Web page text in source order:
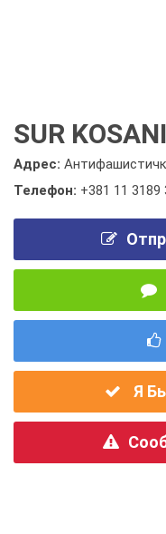
SUR
Адрес:
Телефон: +381 11 3189
Я